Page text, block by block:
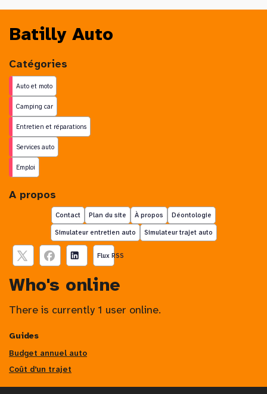
Batilly Auto
Catégories
Auto et moto
Camping car
Entretien et réparations
Services auto
Emploi
A propos
Contact Plan du site À propos Déontologie
Simulateur entretien auto Simulateur trajet auto
Flux RSS
Who's online
There is currently 1 user online.
Guides
Budget annuel auto
Coût d’un trajet